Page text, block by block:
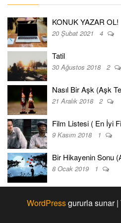
KONUK YAZAR OL!
20 Şubat 2021 4
Tatil
30 Ağustos 2018 2
Nasıl Bir Aşk (Aşk
21 Aralık 2018 2
Film Listesi ( En İyi
9 Kasım 2018 1
Bir Hikayenin Sonu
8 Ocak 2019 1
WordPressgururla sunar|